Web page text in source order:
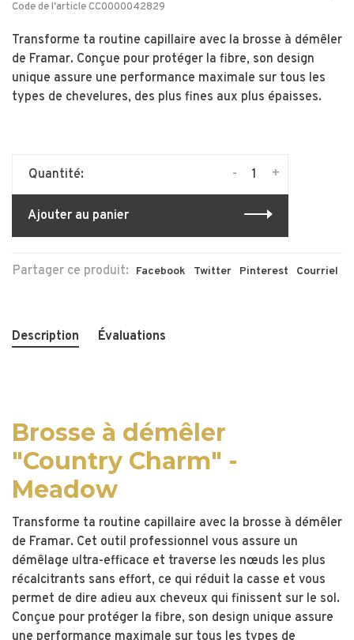
Code de l'articleCC0000042829
Transforme ta routine capillaire avec la brosse à démêler
de Framar. Conçue pour protéger la fibre, son design
unique assure une performance maximale sur tous les
types de chevelures, des plus fines aux plus épaisses.
Quantité: +
-
Ajouter au panier
Partager ce produit: Facebook Twitter Pinterest Courriel
Description Évaluations
Brosse à démêler
"Country Charm" -
Meadow
Transforme ta routine capillaire avec la brosse à démêler
de Framar. Cet outil professionnel vous assure un
démêlage ultra-efficace et traverse les nœuds les plus
récalcitrants sans effort, ce qui réduit la casse et vous
permet de dire adieu aux cheveux qui finissent sur le sol.
Conçue pour protéger la fibre, son design unique assure
une performance maximale sur tous les types de